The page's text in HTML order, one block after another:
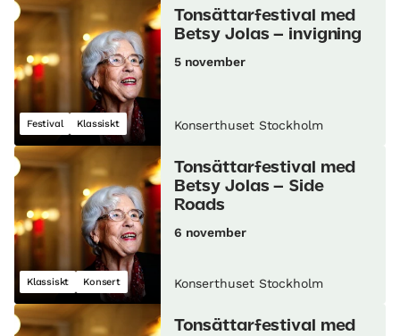
Festival Klassiskt
Tonsättarfestival med
Betsy Jolas – invigning
5 november
Konserthuset Stockholm
Klassiskt Konsert
Tonsättarfestival med
Betsy Jolas – Side
Roads
6 november
Konserthuset Stockholm
Tonsättarfestival med